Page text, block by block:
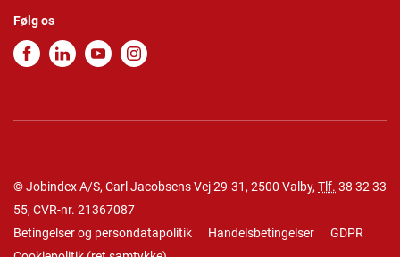
Følg os
© Jobindex A/S, Carl Jacobsens Vej 29-31, 2500 Valby, Tlf. 38 32 33
55, CVR-nr. 21367087
Betingelser og persondatapolitik
Handelsbetingelser
GDPR